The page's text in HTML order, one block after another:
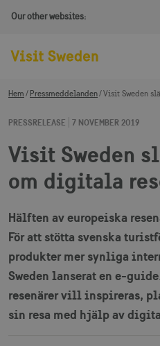
Our other websites:
Hem Pressmeddelanden Visit Sweden
PRESSRELEASE 7 NOVEMBER 2019
Visit Sweden
om digitala
Hälften av europeiska
För att stötta svenska
produkter mer synliga
Sweden lanserat en e-
resenärer vill inspireras,
sin resa med hjälp av